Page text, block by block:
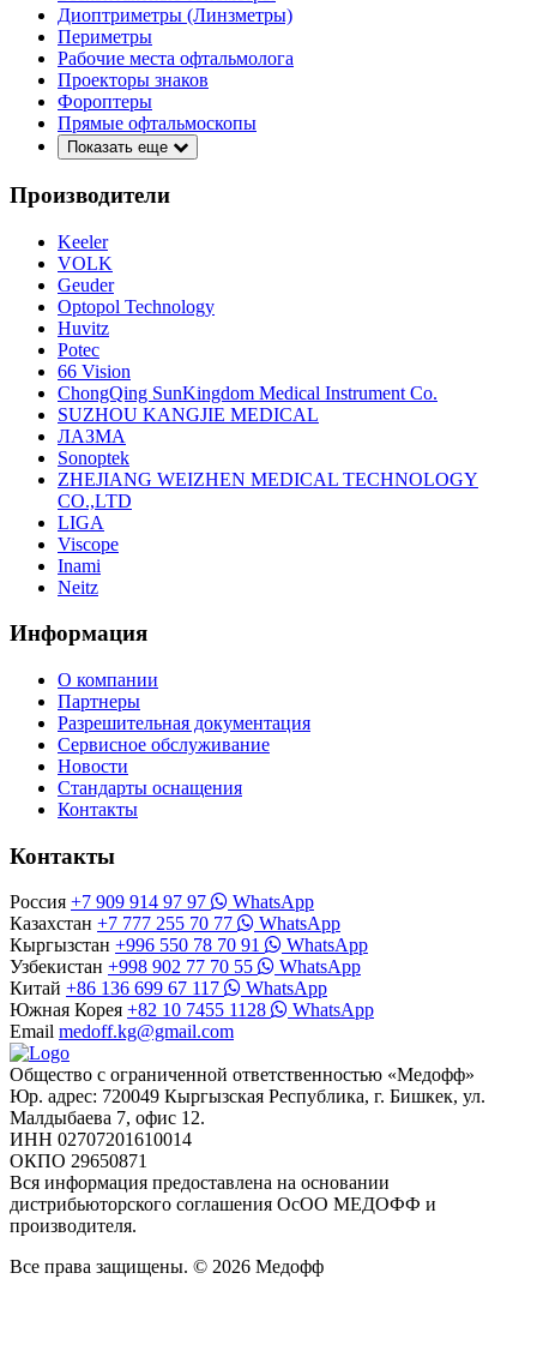
Диоптриметры (Линзметры)
Периметры
Рабочие места офтальмолога
Проекторы знаков
Фороптеры
Прямые офтальмоскопы
Показать еще
Производители
Keeler
VOLK
Geuder
Optopol Technology
Huvitz
Potec
66 Vision
ChongQing SunKingdom Medical Instrument Co.
SUZHOU KANGJIE MEDICAL
ЛАЗМА
Sonoptek
ZHEJIANG WEIZHEN MEDICAL TECHNOLOGY
CO.,LTD
LIGA
Viscope
Inami
Neitz
Информация
О компании
Партнеры
Разрешительная документация
Сервисное обслуживание
Новости
Стандарты оснащения
Контакты
Контакты
Россия +7 909 914 97 97
WhatsApp
Казахстан +7 777 255 70 77
WhatsApp
Кыргызстан +996 550 78 70 91
WhatsApp
Узбекистан +998 902 77 70 55
WhatsApp
Китай +86 136 699 67 117
WhatsApp
Южная Корея +82 10 7455 1128
WhatsApp
Email medoff.kg@gmail.com
Общество с ограниченной ответственностью «Медофф»
Юр. адрес: 720049 Кыргызская Республика, г. Бишкек, ул.
Малдыбаева 7, офис 12.
ИНН 02707201610014
ОКПО 29650871
Вся информация предоставлена на основании
дистрибьюторского соглашения ОсОО МЕДОФФ и
производителя.
Все права защищены. © 2026 Медофф